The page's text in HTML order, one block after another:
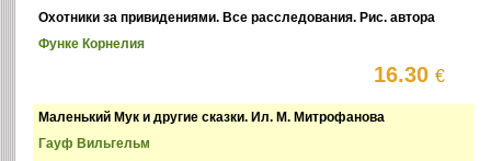
Охотники за привидениями. Все расследования. Рис. автора
Функе Корнелия
16.30€
Маленький Мук и другие сказки. Ил. М. Митрофанова
Гауф Вильгельм